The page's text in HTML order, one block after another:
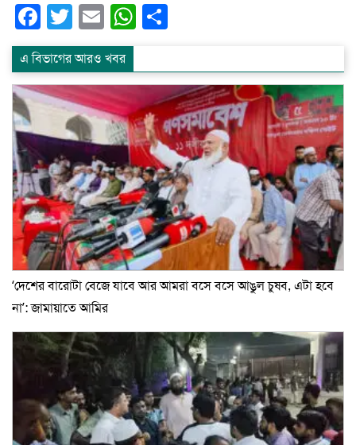
Facebook
Twitter
EmailWhatsApp
এ বিভাগের আরও খবর
‘দেশের বারোটা বেজে যাবে আর আমরা বসে বসে আঙুল চুষব, এটা হবে
না’: জামায়াতে আমির